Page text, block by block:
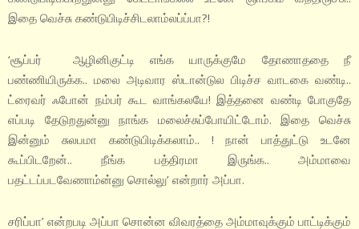
இதை வெச்சு கண்டுபிடிச்சிடலாம்லப்ப்பா?!
‘சூப்பர் ஆழினிகுட்டி எங்க யாருக்குமே தோணாததை நீ
பண்ணியிருக்க.. மலை அடிவார ஸ்டான்டுல பிடிச்ச வாடகை வண்டி..
ட்ரைவர் ஃபோன் நம்பர் கூட வாங்கலயே! இத்தனை வண்டி போகுதே
எப்படி தேடுறதுன்னு நாங்க மலைச்சுப்போயிட்டோம். இதை வெச்சு
இன்னும் சுலபமா கண்டுபிடிக்கலாம்.. ! நான் பாத்துட்டு உடனே
கூப்பிடறேன்.. நீங்க பத்திரமா இருங்க.. அம்மாவை
பதட்டப்படவேணாம்ன்னு சொல்லு’ என்றார் அப்பா.
சரிப்பா’ என்றபடி அப்பா சொன்ன விவரத்தை அம்மாவுக்கும் பாட்டிக்கும்